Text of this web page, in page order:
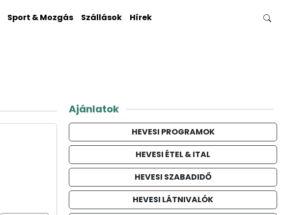
Sport & Mozgás Szállások Hírek
Ajánlatok
HEVESI PROGRAMOK
HEVESI ÉTEL & ITAL
HEVESI SZABADIDŐ
HEVESI LÁTNIVALÓK